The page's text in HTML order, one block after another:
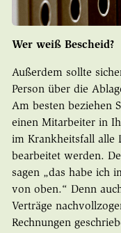
Wer weiß Bescheid?
Außerdem sollte
Person über die
Am besten beziehen
einen Mitarbeiter in
im Krankheitsfall alle
bearbeitet werden.
sagen „das habe ich
von oben.“ Denn
Verträge
Rechnungen